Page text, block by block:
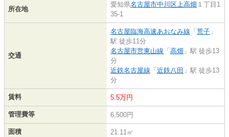
所在地
愛知県名古屋市中川区上高畑 １丁目1
35-1
交通
名古屋臨海高速あおなみ線 「 荒子 」
駅 徒歩11分
名古屋市営東山線 「 高畑 」駅 徒歩13
分
近鉄名古屋線 「 近鉄八田 」駅 徒歩13
分
賃料 5.5万円
管理費等 6,500円
面積 21.11㎡